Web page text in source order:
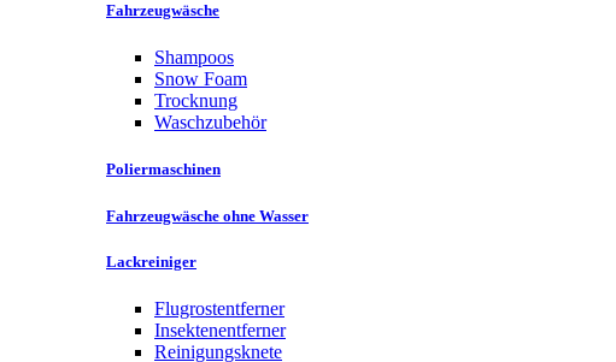
Fahrzeugwäsche
Shampoos
Snow Foam
Trocknung
Waschzubehör
Poliermaschinen
Fahrzeugwäsche ohne Wasser
Lackreiniger
Flugrostentferner
Insektenentferner
Reinigungsknete